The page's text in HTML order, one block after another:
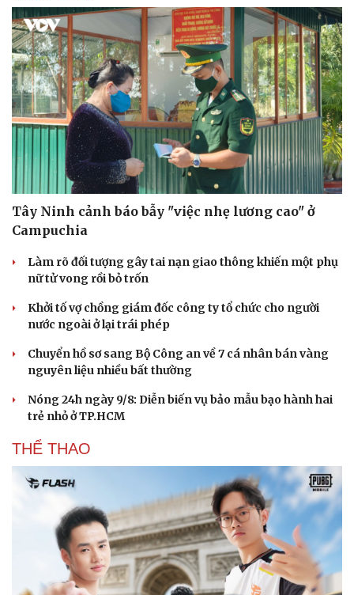
Tây Ninh cảnh báo bẫy "việc nhẹ lương cao" ở
Campuchia
Làm rõ đối tượng gây tai nạn giao thông khiến một phụ
nữ tử vong rồi bỏ trốn
Khởi tố vợ chồng giám đốc công ty tổ chức cho người
nước ngoài ở lại trái phép
Chuyển hồ sơ sang Bộ Công an về 7 cá nhân bán vàng
nguyên liệu nhiều bất thường
Nóng 24h ngày 9/8: Diễn biến vụ bảo mẫu bạo hành hai
trẻ nhỏ ở TP.HCM
THỂ THAO